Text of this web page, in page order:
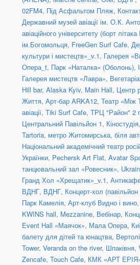
02FM4, Під Асфальтом Пляж,
Державний музей авіації ім. О.К.
авіаційного університету (борт літака
ім.Богомольця, FreeGen Surf Cafe,
культури і мистецтв»_v.1, Галерея
Опера_t, Парк «Наталка» (Оболонь),
Галерея мистецтв «Лавра»,
Hill bar, Alaska Kyiv, Main Hall, Центр
Життя, Арт-бар ARKA12, Театр «Між
авіації, Tiki Surf Cafe, ТРЦ "Район" 2
Центральний Павільйон 1, Кіностудія,
Tartoria, метро Житомирська, біля
Національний академічний театр
Українки, Pechersk Art Flat, Avatar
танцювальний зал «Ровесник»,
Гранд Хол «Хрещатик»_v.1,
ВДНГ, ВДНГ, Концерт-хол (павільйон
Парк Камелія, Арт-клуб Видно і вино,
KWINS hall, Mezzanine, Вебінар,
Event Hall «Маячок», Мала Опера,
балету для дітей та юнацтва,
Tower, Veranda on the river, Шпаківня,
Zencafe, Touch Cafe, КМК «АРТ